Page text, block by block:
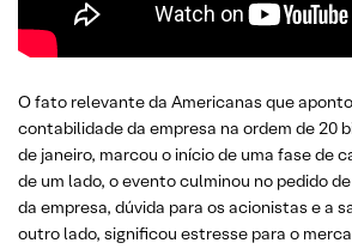
O fato relevante da Americanas que
contabilidade da empresa na ordem de 20
de janeiro, marcou o início de uma fase de
de um lado, o evento culminou no pedido
da empresa, dúvida para os acionistas e a
outro lado, significou estresse para o